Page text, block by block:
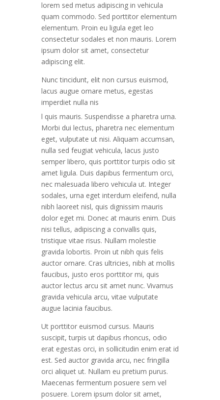
lorem sed metus adipiscing in vehicula
quam commodo. Sed porttitor elementum
elementum. Proin eu ligula eget leo
consectetur sodales et non mauris. Lorem
ipsum dolor sit amet, consectetur
adipiscing elit.
Nunc tincidunt, elit non cursus euismod,
lacus augue ornare metus, egestas
imperdiet nulla nis
l quis mauris. Suspendisse a pharetra urna.
Morbi dui lectus, pharetra nec elementum
eget, vulputate ut nisi. Aliquam accumsan,
nulla sed feugiat vehicula, lacus justo
semper libero, quis porttitor turpis odio sit
amet ligula. Duis dapibus fermentum orci,
nec malesuada libero vehicula ut. Integer
sodales, urna eget interdum eleifend, nulla
nibh laoreet nisl, quis dignissim mauris
dolor eget mi. Donec at mauris enim. Duis
nisi tellus, adipiscing a convallis quis,
tristique vitae risus. Nullam molestie
gravida lobortis. Proin ut nibh quis felis
auctor ornare. Cras ultricies, nibh at mollis
faucibus, justo eros porttitor mi, quis
auctor lectus arcu sit amet nunc. Vivamus
gravida vehicula arcu, vitae vulputate
augue lacinia faucibus.
Ut porttitor euismod cursus. Mauris
suscipit, turpis ut dapibus rhoncus, odio
erat egestas orci, in sollicitudin enim erat id
est. Sed auctor gravida arcu, nec fringilla
orci aliquet ut. Nullam eu pretium purus.
Maecenas fermentum posuere sem vel
posuere. Lorem ipsum dolor sit amet,